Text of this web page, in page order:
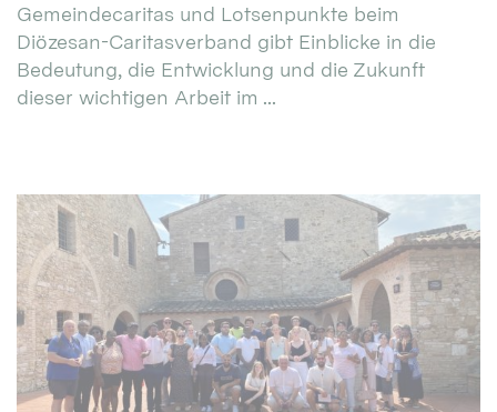
Gemeindecaritas und Lotsenpunkte beim
Diözesan-Caritasverband gibt Einblicke in die
Bedeutung, die Entwicklung und die Zukunft
dieser wichtigen Arbeit im ...